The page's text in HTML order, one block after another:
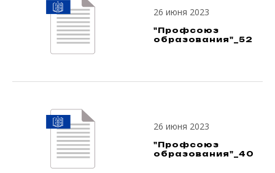
26 июня 2023
"Профсоюз
образования"_52
26 июня 2023
"Профсоюз
образования"_40